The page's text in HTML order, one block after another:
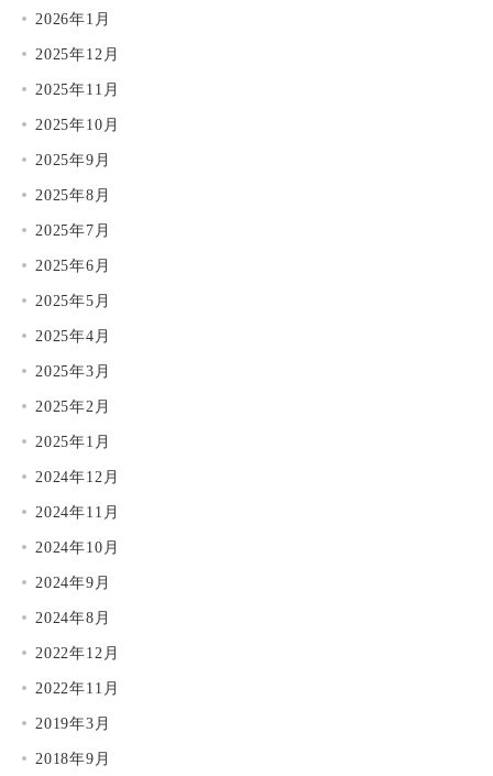
2026年1月
2025年12月
2025年11月
2025年10月
2025年9月
2025年8月
2025年7月
2025年6月
2025年5月
2025年4月
2025年3月
2025年2月
2025年1月
2024年12月
2024年11月
2024年10月
2024年9月
2024年8月
2022年12月
2022年11月
2019年3月
2018年9月